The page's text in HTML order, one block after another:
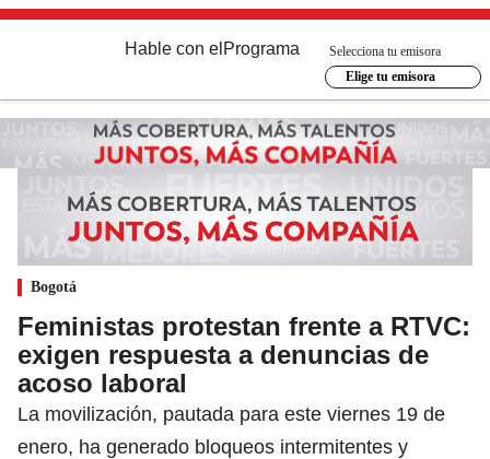
Hable con el Programa
Selecciona tu emisora
Elige tu emisora
Bogotá
Feministas protestan frente a RTVC:
exigen respuesta a denuncias de
acoso laboral
La movilización, pautada para este viernes 19 de
enero, ha generado bloqueos intermitentes y